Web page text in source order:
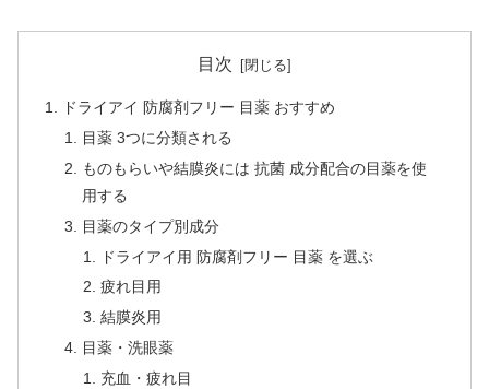
目次
ドライアイ 防腐剤フリー 目薬 おすすめ
目薬 3つに分類される
ものもらいや結膜炎には 抗菌 成分配合の目薬を使
用する
目薬のタイプ別成分
ドライアイ用 防腐剤フリー 目薬 を選ぶ
疲れ目用
結膜炎用
目薬・洗眼薬
充血・疲れ目